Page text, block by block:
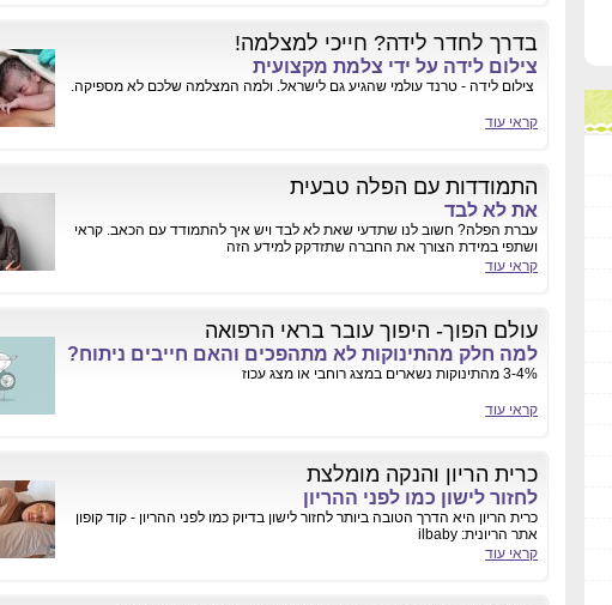
בדרך לחדר לידה? חייכי למצלמה!
צילום לידה על ידי צלמת מקצועית
צילום לידה - טרנד עולמי שהגיע גם לישראל. ולמה המצלמה שלכם לא מספיקה.
קראי עוד
התמודדות עם הפלה טבעית
את לא לבד
עברת הפלה? חשוב לנו שתדעי שאת לא לבד ויש איך להתמודד עם הכאב. קראי
ושתפי במידת הצורך את החברה שתזדקק למידע הזה
קראי עוד
עולם הפוך- היפוך עובר בראי הרפואה
למה חלק מהתינוקות לא מתהפכים והאם חייבים ניתוח?
3-4% מהתינוקות נשארים במצג רוחבי או מצג עכוז
קראי עוד
כרית הריון והנקה מומלצת
לחזור לישון כמו לפני ההריון
כרית הריון היא הדרך הטובה ביותר לחזור לישון בדיוק כמו לפני ההריון - קוד קופון
אתר הריונית: ilbaby
קראי עוד